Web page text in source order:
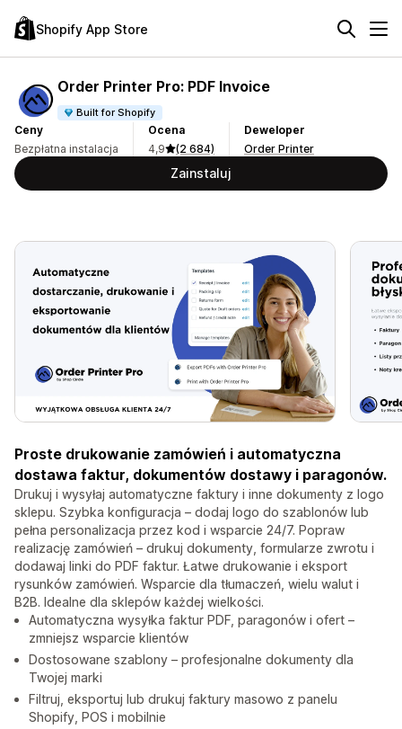
Shopify App Store
Order Printer Pro: PDF Invoice
Built for Shopify
Ceny
Bezpłatna instalacja
Ocena
4,9
(2 684)
Deweloper
Order Printer
Zainstaluj
Proste drukowanie zamówień i automatyczna
dostawa faktur, dokumentów dostawy i paragonów.
Drukuj i wysyłaj automatyczne faktury i inne dokumenty z logo
sklepu. Szybka konfiguracja – dodaj logo do szablonów lub
pełna personalizacja przez kod i wsparcie 24/7. Popraw
realizację zamówień – drukuj dokumenty, formularze zwrotu i
dodawaj linki do PDF faktur. Łatwe drukowanie i eksport
rysunków zamówień. Wsparcie dla tłumaczeń, wielu walut i
B2B. Idealne dla sklepów każdej wielkości.
Automatyczna wysyłka faktur PDF, paragonów i ofert –
zmniejsz wsparcie klientów
Dostosowane szablony – profesjonalne dokumenty dla
Twojej marki
Filtruj, eksportuj lub drukuj faktury masowo z panelu
Shopify, POS i mobilnie